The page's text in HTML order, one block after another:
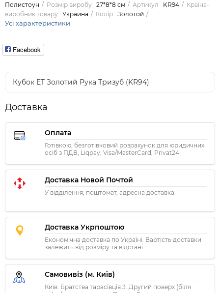
Полистоун
Розмір виробу 27*8*8 см Артикул KR94
Країна-
виробник товару Украина Колір Золотой
Усі характеристики
Facebook
Кубок ET Золотий Рука Тризуб (KR94)
Доставка
Оплата
Готівкою, безготівковий розрахунок для юридичних
осіб з ПДВ, Liqpay, Visa/MasterCard, Privat24
Доставка Новой Почтой
У відділення, поштомат, адресна доставка
Доставка Укрпоштою
Економічна доставка по Україні. Вартість доставки
залежить від розміру та відстані.
Самовивіз (м. Київ)
Київ. Братства тарасівців 3. Другий поверх (біля